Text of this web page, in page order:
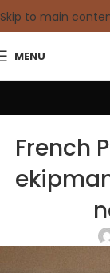
Skip to main
MENU
French